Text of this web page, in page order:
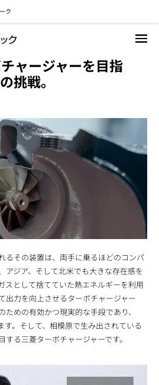
ク
ャージャーを目指
挑戦。
るその装置は、両手に乗るほどのコンパ
アジア、そして北米でも大きな存在感を
スとして捨てていた熱エネルギーを利用
出力を向上させるターボチャージャー
めの有効かつ現実的な手段であり、
す。そして、相模原で生み出されている
る三菱ターボチャージャーです。